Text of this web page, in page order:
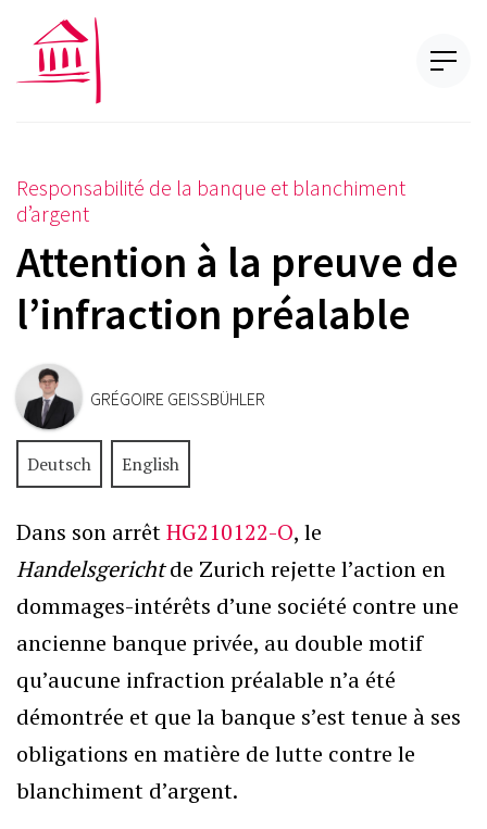
Responsabilité de la banque et blanchiment
d’argent
Attention à la preuve de
l’infraction préalable
GRÉGOIRE GEISSBÜHLER
Deutsch English
Dans son arrêtHG210122-O, le
Handelsgerichtde Zurich rejette l’action en
dommages-intérêts d’une société contre une
ancienne banque privée, au double motif
qu’aucune infraction préalable n’a été
démontrée et que la banque s’est tenue à ses
obligations en matière de lutte contre le
blanchiment d’argent.